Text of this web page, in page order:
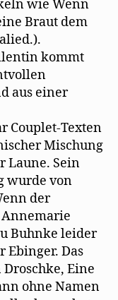
wie Wenn
Braut dem
kommt
aus einer
Couplet-Texten
Mischung
Laune. Sein
wurde von
der
Buhnke leider
Ebinger. Das
Eine
ohne Namen